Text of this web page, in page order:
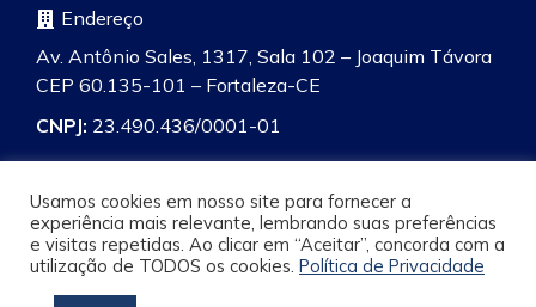
Endereço
Av. Antônio Sales, 1317, Sala 102 – Joaquim Távora
CEP 60.135-101 – Fortaleza-CE
CNPJ: 23.490.436/0001-01
Pesquisa
Usamos cookies em nosso site para fornecer a
experiência mais relevante, lembrando suas preferências
e visitas repetidas. Ao clicar em “Aceitar”, concorda com a
utilização de TODOS os cookies. Política de Privacidade